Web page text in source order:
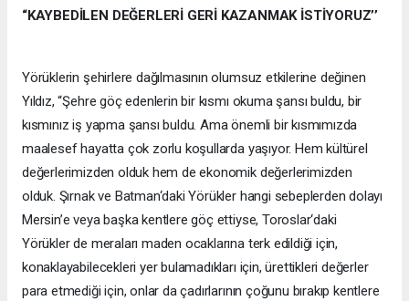
“KAYBEDİLEN DEĞERLERİ GERİ KAZANMAK İSTİYORUZ’’
Yörüklerin şehirlere dağılmasının olumsuz etkilerine değinen
Yıldız, “Şehre göç edenlerin bir kısmı okuma şansı buldu, bir
kısmınız iş yapma şansı buldu. Ama önemli bir kısmımızda
maalesef hayatta çok zorlu koşullarda yaşıyor. Hem kültürel
değerlerimizden olduk hem de ekonomik değerlerimizden
olduk. Şırnak ve Batman‘daki Yörükler hangi sebeplerden dolayı
Mersin’e veya başka kentlere göç ettiyse, Toroslar‘daki
Yörükler de meraları maden ocaklarına terk edildiği için,
konaklayabilecekleri yer bulamadıkları için, ürettikleri değerler
para etmediği için, onlar da çadırlarının çoğunu bırakıp kentlere